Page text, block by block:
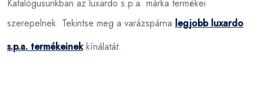
Katalógusunkban az luxardo s.p.a. márka termékei
szerepelnek. Tekintse meg a varázspárna legjobb luxardo
s.p.a. termékeinekkínálatát.